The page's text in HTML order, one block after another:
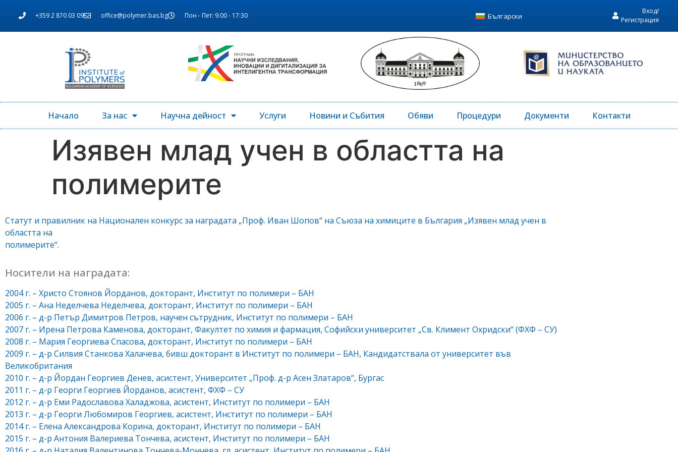
+359 2 870 03 09 office@polymer.bas.bg Пон - Пет: 9:00 - 17:30 Български
Вход/
Регистрация
Начало За нас Научна дейност Услуги Новини и Събития Обяви Процедури Документи Контакти
Изявен млад учен в областта на
полимерите
Статут и правилник на Национален конкурс за наградата „Проф. Иван Шопов“ на Съюза на химиците в България „Изявен млад учен в
областта на
полимерите“.
Носители на наградата:
2004 г. – Христо Стоянов Йорданов, докторант, Институт по полимери – БАН
2005 г. – Ана Неделчева Неделчева, докторант, Институт по полимери – БАН
2006 г. – д-р Петър Димитров Петров, научен сътрудник, Институт по полимери – БАН
2007 г. – Ирена Петрова Каменова, докторант, Факултет по химия и фармация, Софийски университет „Св. Климент Охридски“ (ФХФ – СУ)
2008 г. – Мария Георгиева Спасова, докторант, Институт по полимери – БАН
2009 г. – д-р Силвия Станкова Халачева, бивш докторант в Институт по полимери – БАН, Кандидатствала от университет във
Великобритания
2010 г. – д-р Йордан Георгиев Денев, асистент, Университет „Проф. д-р Асен Златаров“, Бургас
2011 г. – д-р Георги Георгиев Йорданов, асистент, ФХФ – СУ
2012 г. – д-р Еми Радославова Халаджова, асистент, Институт по полимери – БАН
2013 г. – д-р Георги Любомиров Георгиев, асистент, Институт по полимери – БАН
2014 г. – Елена Александрова Корина, докторант, Институт по полимери – БАН
2015 г. – д-р Антония Валериева Тончева, асистент, Институт по полимери – БАН